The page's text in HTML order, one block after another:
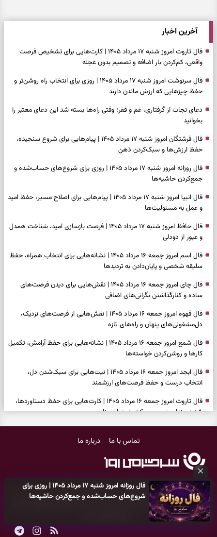
فال روزانه امروز شنبه ۱۷ مرداد ۱۴۰۵ | روزی برای
شروع‌های حساب‌شده و جمع‌کردن حاشیه‌ها
آخرین اخبار
فال تاروت امروز شنبه ۱۷ مرداد ۱۴۰۵ | کارت‌هایی برای تشخیص فرصت
واقعی، کم‌کردن بار اضافه و تصمیم بدون عجله
فال سرنوشت امروز شنبه ۱۷ مرداد ۱۴۰۵ | روزی برای انتخاب راه روشن‌تر و
حفظ چیزهایی که ارزش ماندن دارند
دعای نجات از گرفتاری، غم و فقر؛ وقتی راه‌ها بسته شد این دعای معتبر را
بخوانید
فال فرشتگان امروز شنبه ۱۷ مرداد ۱۴۰۵ | پیام‌هایی برای شروع سنجیده،
حفظ ارزش‌ها و سبک‌کردن ذهن
فال روزانه امروز شنبه ۱۷ مرداد ۱۴۰۵ | روزی برای شروع‌های حساب‌شده و
جمع‌کردن حاشیه‌ها
فال انبیا امروز شنبه ۱۷ مرداد ۱۴۰۵ | پیام‌هایی برای اصلاح مسیر، حفظ امید
و عمل به مسئولیت‌ها
فال حافظ امروز شنبه ۱۷ مرداد ۱۴۰۵ | فرصت بازسازی امید، شناخت همدل
و عبور از دودلی
فال اسم امروز جمعه ۱۶ مرداد ۱۴۰۵ | نشانه‌هایی برای انتخاب همراه، حفظ
سلیقه شخصی و پایان‌دادن به تردیدها
فال چای امروز جمعه ۱۶ مرداد ۱۴۰۵ | نقش‌هایی برای دیدن فرصت‌های
ساده و کنارگذاشتن نگرانی‌های اضافی
فال قهوه امروز جمعه ۱۶ مرداد ۱۴۰۵ | نقش‌هایی از فرصت‌های نزدیک،
دل‌مشغولی‌های پنهان و راه‌های تازه
فال شمع امروز جمعه ۱۶ مرداد ۱۴۰۵ | نشانه‌هایی برای حفظ آرامش، تکمیل
کارها و روشن‌کردن خواسته‌ها
فال ابجد امروز جمعه ۱۶ مرداد ۱۴۰۵ | نیت‌هایی برای سبک‌شدن دل،
انتخاب درست و حفظ فرصت‌های ارزشمند
فال تاروت امروز جمعه ۱۶ مرداد ۱۴۰۵ | کارت‌هایی برای حفظ دستاوردها،
شنیدن ندای درون و حرکت در زمان مناسب
دیدن ارزش مسیرهای آرام
وقتی همه راه‌ها بسته شد، این دعای گشایش را بخوانید؛ ذکر معتبر برای
آسان شدن فوری کارهای سخت
فال فرشتگان امروز جمعه ۱۶ مرداد ۱۴۰۵ | پیام‌هایی برای آرام‌کردن ذهن و
نگه‌داشتن چیزهای ارزشمند
تماس با ما درباره ما
کلیه حقوق مادی و معنوی این سایت متعلق بهپایگاه خبری سرگرمی روز
می‌باشد و هر گونه کپی‌برداری توسط دیگر سایت‌ها اکیدا ممنوع